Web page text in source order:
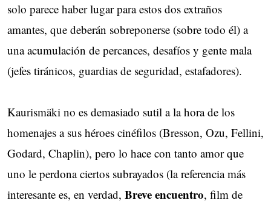
solo parece haber lugar para estos dos extraños
amantes, que deberán sobreponerse (sobre todo él) a
una acumulación de percances, desafíos y gente mala
(jefes tiránicos, guardias de seguridad, estafadores).
Kaurismäki no es demasiado sutil a la hora de los
homenajes a sus héroes cinéfilos (Bresson, Ozu, Fellini,
Godard, Chaplin), pero lo hace con tanto amor que
uno le perdona ciertos subrayados (la referencia más
interesante es, en verdad, Breve encuentro, film de